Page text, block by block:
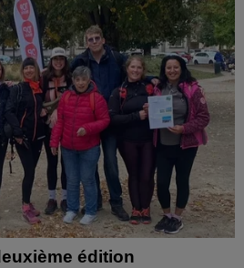
édition